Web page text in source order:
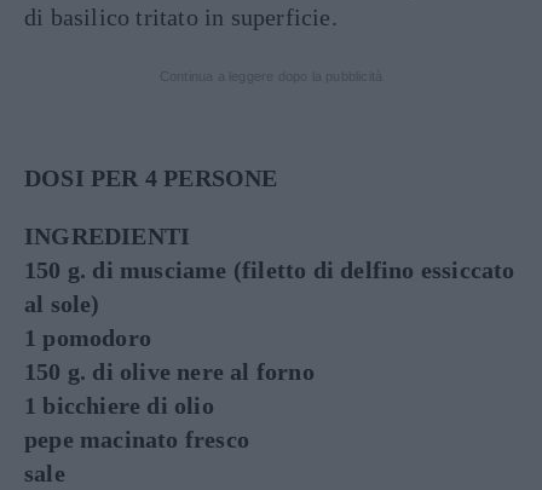
di basilico tritato in superficie.
DOSI PER 4 PERSONE
INGREDIENTI
150 g. di musciame (filetto di delfino essiccato
al sole)
1 pomodoro
150 g. di olive nere al forno
1 bicchiere di olio
pepe macinato fresco
sale